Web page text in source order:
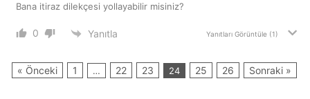
Bana itiraz dilekçesi yollayabilir misiniz?
0 Yanıtla Yanıtları Görüntüle (1)
« Önceki 1 … 22 23 24 25 26 Sonraki »